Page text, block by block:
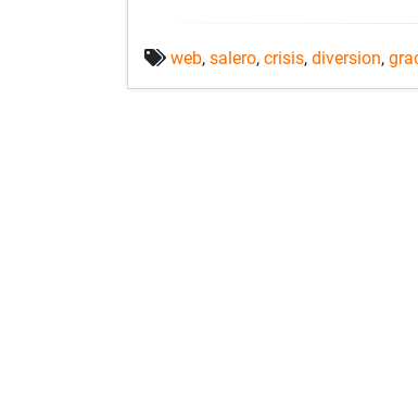
web, salero, crisis, diversion,